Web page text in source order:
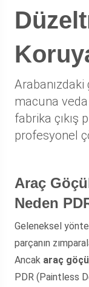
macuna veda
fabrika çıkış
profesyonel
Araç
Neden
Geleneksel
parçanın
Ancak araç
PDR (Paintless